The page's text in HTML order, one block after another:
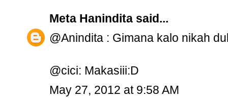
Meta Hanindita said...
@Anindita : Gimana kalo nikah
@cici: Makasiii:D
May 27, 2012 at 9:58 AM